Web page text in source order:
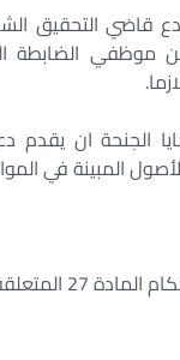
قاضي التحقيق
من موظفي الضابطة
الجنحة ان يقدم
المبينة في المواد
بالاخبار.